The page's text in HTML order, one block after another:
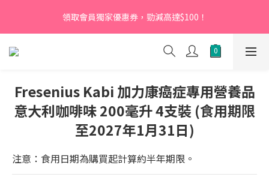
【新會員】即日起至2026月12月31日，首次下單輸入優惠碼
「NEW95」即可享95折
領取會員獨家優惠券，勁減高達$100！
【新會員】即日起至2026月12月31日，首次下單輸入優惠碼
「NEW95」即可享95折
Fresenius Kabi 加力康癌症專用營養品
意大利咖啡味 200毫升 4支裝 (食用期限
至2027年1月31日)
注意：食用日期為購買起計算約半年期限。